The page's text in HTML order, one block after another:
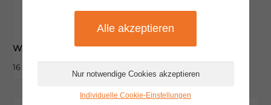
Wandern im Münsterland
16 August|11:00
Individuelle Cookie-Einstellungen